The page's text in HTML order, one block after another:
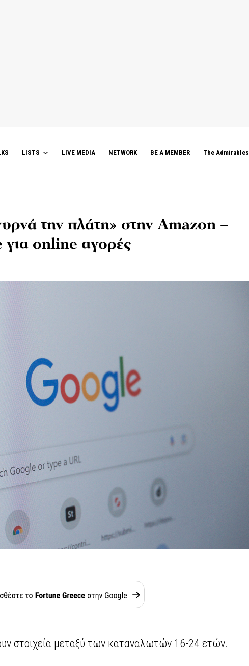
LISTS LIVE MEDIA NETWORK BE A MEMBER The Admirables
την πλάτη» στην Amazon –
online αγορές
στοιχεία μεταξύ των καταναλωτών 16-24 ετών.